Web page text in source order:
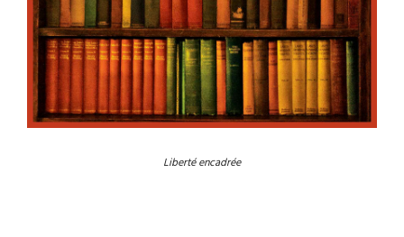
Liberté encadrée